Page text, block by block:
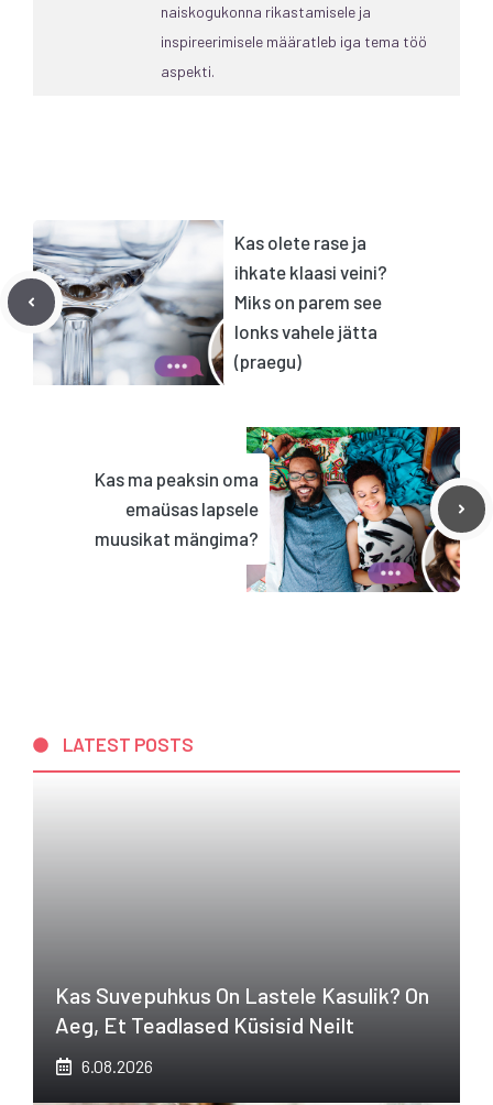
naiskogukonna rikastamisele ja
inspireerimisele määratleb iga tema töö
aspekti.
Kas olete rase ja
ihkate klaasi veini?
Miks on parem see
lonks vahele jätta
(praegu)
Kas ma peaksin oma
emaüsas lapsele
muusikat mängima?
LATEST POSTS
Kas Suvepuhkus On Lastele Kasulik? On
Aeg, Et Teadlased Küsisid Neilt
6.08.2026